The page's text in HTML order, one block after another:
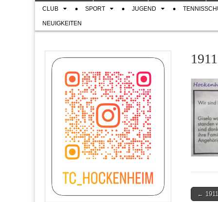
content
SubCLUB SPORT JUGEND
NEUIGKEITEN
Post
←